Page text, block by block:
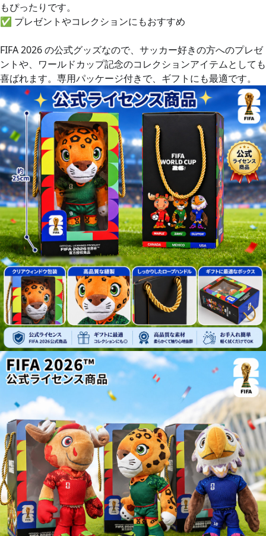
もぴったりです。
✅ プレゼントやコレクションにもおすすめ
FIFA 2026 の公式グッズなので、サッカー好きの方へのプレゼ
ントや、ワールドカップ記念のコレクションアイテムとしても
喜ばれます。専用パッケージ付きで、ギフトにも最適です。